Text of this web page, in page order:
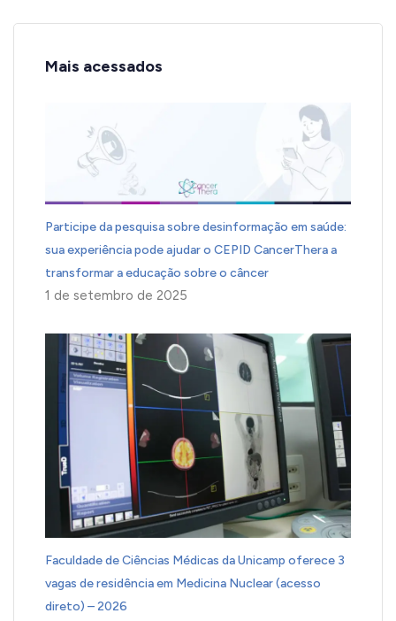
Mais acessados
Participe da pesquisa sobre desinformação em saúde:
sua experiência pode ajudar o CEPID CancerThera a
transformar a educação sobre o câncer
1 de setembro de 2025
Faculdade de Ciências Médicas da Unicamp oferece 3
vagas de residência em Medicina Nuclear (acesso
direto) – 2026